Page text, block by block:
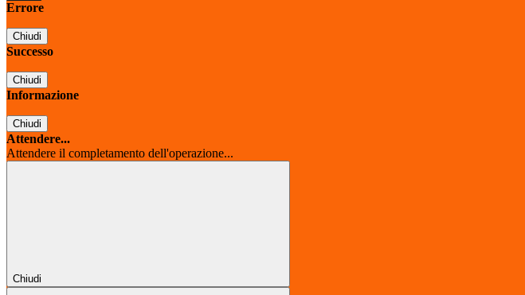
Errore
Chiudi
Successo
Chiudi
Informazione
Chiudi
Attendere...
Attendere il completamento dell'operazione...
Chiudi